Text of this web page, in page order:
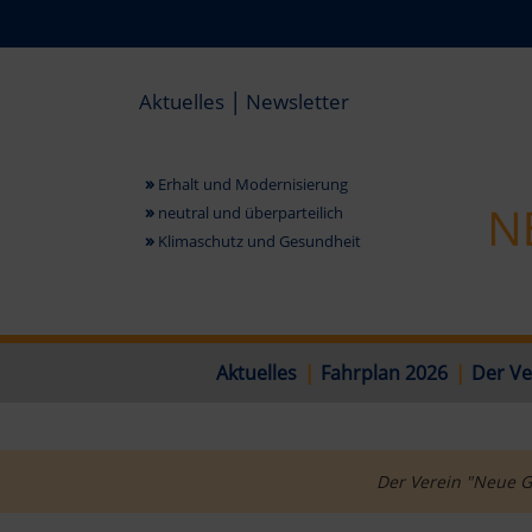
Aktuelles | Newsletter
» Erhalt und Modernisierung
» neutral und überparteilich
» Klimaschutz und Gesundheit
Aktuelles | Fahrplan 2026 | Der
Der Verein "Neue